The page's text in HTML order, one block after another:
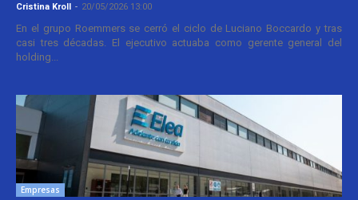
Cristina Kroll - 20/05/2026 13:00
En el grupo Roemmers se cerró el ciclo de Luciano Boccardo y tras
casi tres décadas. El ejecutivo actuaba como gerente general del
holding...
Empresas